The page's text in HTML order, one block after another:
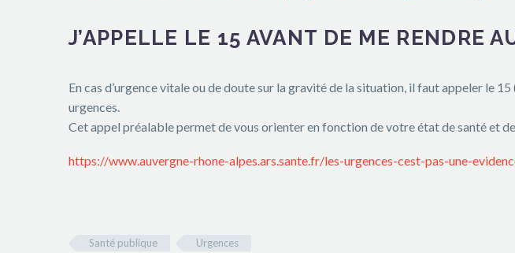
J’APPELLE LE 15 AVANT DE ME RENDRE
En cas d’urgence vitale ou de doute sur la gravité de la situation, il faut appeler le
urgences.
Cet appel préalable permet de vous orienter en fonction de votre état de santé et
https://www.auvergne-rhone-alpes.ars.sante.fr/les-urgences-cest-pas-une-
Santé publique Urgences